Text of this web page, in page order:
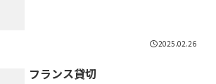
2025.02.26
フランス貸切